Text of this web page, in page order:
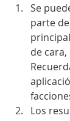
Se
parte
de
Los